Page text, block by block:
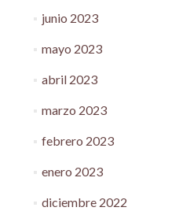
junio 2023
mayo 2023
abril 2023
marzo 2023
febrero 2023
enero 2023
diciembre 2022